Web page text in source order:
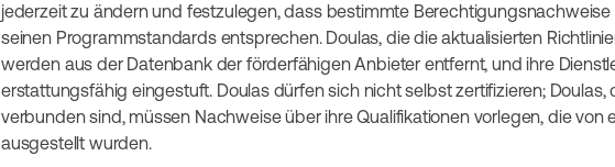
jederzeit zu ändern und festzulegen, dass bestimmte
seinen Programmstandards entsprechen. Doulas, die die aktualisierten
werden aus der Datenbank der förderfähigen Anbieter entfernt, und ihre
erstattungsfähig eingestuft. Doulas dürfen sich nicht selbst zertifizieren; Doulas,
verbunden sind, müssen Nachweise über ihre Qualifikationen vorlegen, die von
ausgestellt wurden.